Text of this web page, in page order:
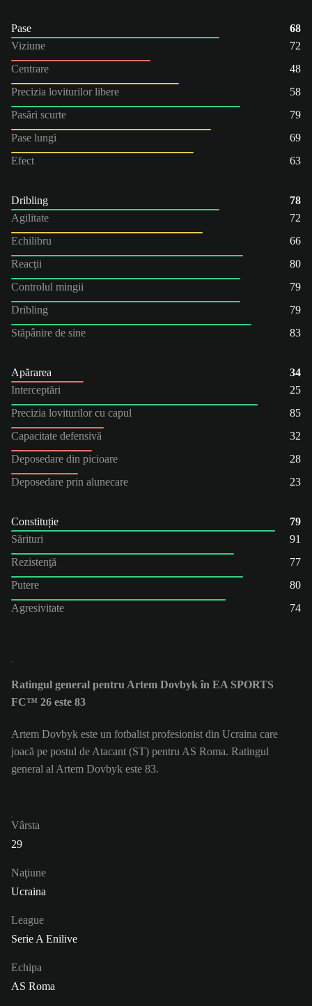
Pase
68
Viziune
72
Centrare
48
Precizia loviturilor libere
58
Pasări scurte
79
Pase lungi
69
Efect
63
Dribling
78
Agilitate
72
Echilibru
66
Reacţii
80
Controlul mingii
79
Dribling
79
Stăpânire de sine
83
Apărarea
34
Interceptări
25
Precizia loviturilor cu capul
85
Capacitate defensivă
32
Deposedare din picioare
28
Deposedare prin alunecare
23
Constituție
79
Sărituri
91
Rezistenţă
77
Putere
80
Agresivitate
74
Ratingul general pentru Artem Dovbyk în EA SPORTS
FC™ 26 este 83
Artem Dovbyk este un fotbalist profesionist din Ucraina care
joacă pe postul de Atacant (ST) pentru AS Roma. Ratingul
general al Artem Dovbyk este 83.
Vârsta
29
Naţiune
Ucraina
League
Serie A Enilive
Echipa
AS Roma